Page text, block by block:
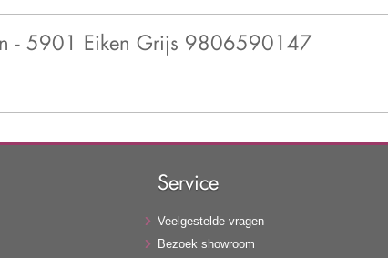
- 5901 Eiken Grijs 9806590147
Service
Veelgestelde vragen
Bezoek showroom